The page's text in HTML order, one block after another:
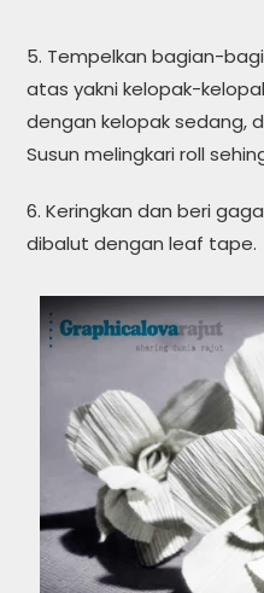
5. Tempelkan bagian-
atas yakni kelopak-
dengan kelopak sedang,
Susun melingkari roll
6. Keringkan dan beri
dibalut dengan leaf tape.